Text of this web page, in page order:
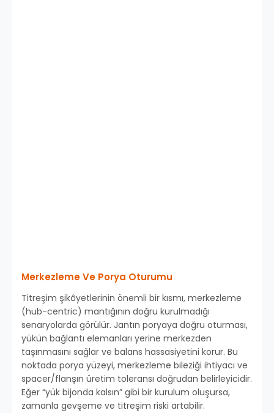
Merkezleme Ve Porya Oturumu
Titreşim şikâyetlerinin önemli bir kısmı, merkezleme
(hub-centric) mantığının doğru kurulmadığı
senaryolarda görülür. Jantın poryaya doğru oturması,
yükün bağlantı elemanları yerine merkezden
taşınmasını sağlar ve balans hassasiyetini korur. Bu
noktada porya yüzeyi, merkezleme bileziği ihtiyacı ve
spacer/flanşın üretim toleransı doğrudan belirleyicidir.
Eğer “yük bijonda kalsın” gibi bir kurulum oluşursa,
zamanla gevşeme ve titreşim riski artabilir.